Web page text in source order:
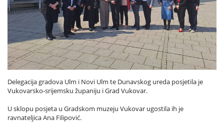
Delegacija gradova Ulm i Novi Ulm te Dunavskog ureda posjetila je
Vukovarsko-srijemsku županiju i Grad Vukovar.
U sklopu posjeta u Gradskom muzeju Vukovar ugostila ih je
ravnateljica Ana Filipović.